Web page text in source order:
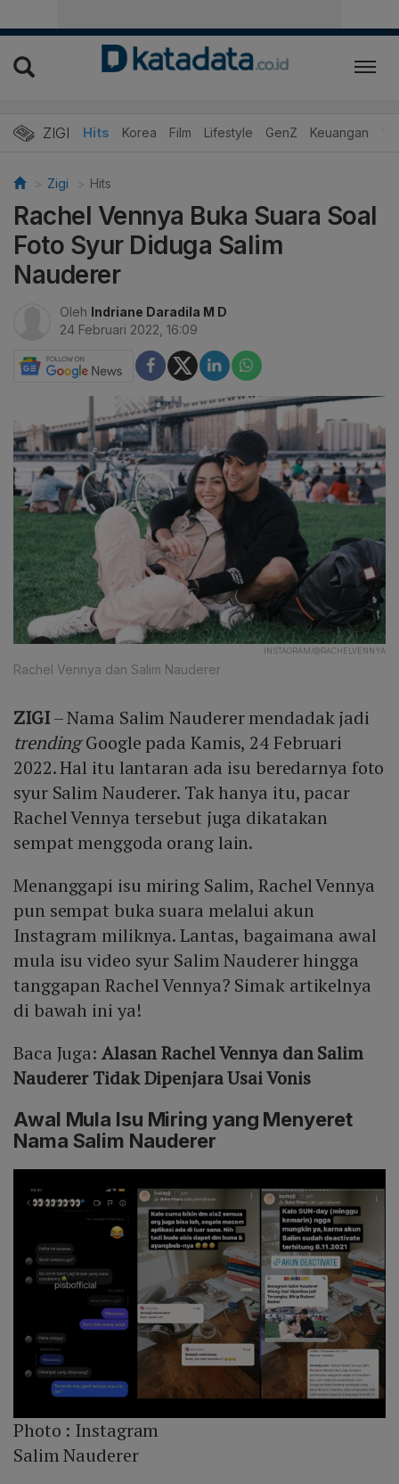
ZIGI Hits Korea Film Lifestyle GenZ Keuangan
Zigi Hits
Rachel Vennya Buka Suara Soal
Foto Syur Diduga Salim
Nauderer
Oleh Indriane Daradila M D
24 Februari 2022, 16:09
INSTAGRAM/@RACHELVENNYA
Rachel Vennya dan Salim Nauderer
ZIGI– Nama Salim Nauderer mendadak jadi
trendingGoogle pada Kamis, 24 Februari
2022. Hal itu lantaran ada isu beredarnya foto
syur Salim Nauderer. Tak hanya itu, pacar
Rachel Vennya tersebut juga dikatakan
sempat menggoda orang lain.
Menanggapi isu miring Salim, Rachel Vennya
pun sempat buka suara melalui akun
Instagram miliknya. Lantas, bagaimana awal
mula isu video syur Salim Nauderer hingga
tanggapan Rachel Vennya? Simak artikelnya
di bawah ini ya!
Baca Juga: Alasan Rachel Vennya dan Salim
Nauderer Tidak Dipenjara Usai Vonis
Awal Mula Isu Miring yang Menyeret
Nama Salim Nauderer
Photo : Instagram
Salim Nauderer